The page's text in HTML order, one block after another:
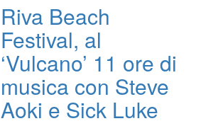
Riva Beach
Festival, al
‘Vulcano’ 11 ore di
musica con Steve
Aoki e Sick Luke